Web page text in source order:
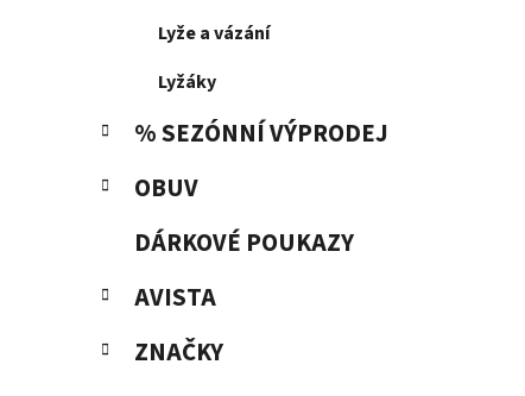
Lyže a vázání
Lyžáky
% SEZÓNNÍ VÝPRODEJ
OBUV
DÁRKOVÉ POUKAZY
AVISTA
ZNAČKY